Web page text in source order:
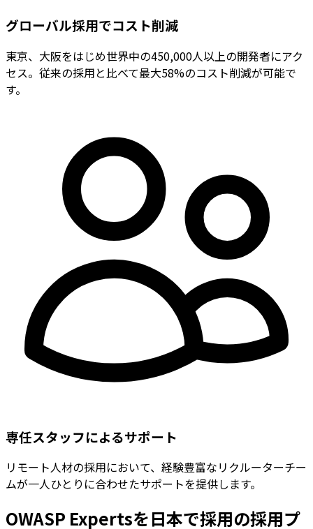
グローバル採用でコスト削減
東京、大阪をはじめ世界中の450,000人以上の開発者にアク
セス。従来の採用と比べて最大58%のコスト削減が可能で
す。
専任スタッフによるサポート
リモート人材の採用において、経験豊富なリクルーターチー
ムが一人ひとりに合わせたサポートを提供します。
OWASP Expertsを日本で採用の採用プ